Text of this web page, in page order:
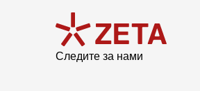
Следите за нами